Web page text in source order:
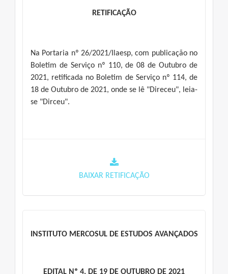
RETIFICAÇÃO
Na Portaria nº 26/2021/Ilaesp, com publicação no
Boletim de Serviço nº 110, de 08 de Outubro de
2021, retificada no Boletim de Serviço nº 114, de
18 de Outubro de 2021, onde se lê "Direceu", leia-
se "Dirceu".
BAIXAR RETIFICAÇÃO
INSTITUTO MERCOSUL DE ESTUDOS AVANÇADOS
EDITAL Nº 4, DE 19 DE OUTUBRO DE 2021